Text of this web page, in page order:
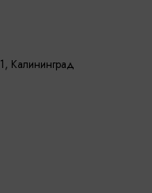
Калининград